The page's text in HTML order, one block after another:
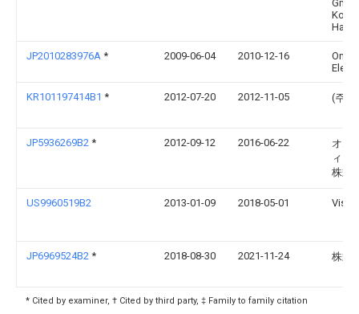
JP2010283976A * 2009-06-04 2010-12-16
KR101197414B1 * 2012-07-20 2012-11-05 (주)
JP5936269B2 * 2012-09-12 2016-06-22
オム
ィブ
株式
US9960519B2 2013-01-09 2018-05-01
JP6969524B2 * 2018-08-30 2021-11-24 株式
* Cited by examiner, † Cited by third party, ‡ Family to family citation